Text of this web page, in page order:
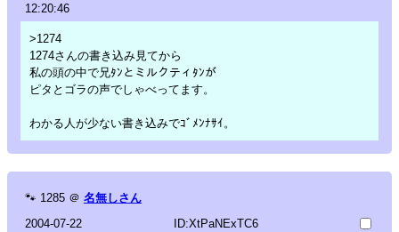
12:20:46
>1274
1274さんの書き込み見てから
私の頭の中で兄ﾀﾝとミルクティﾀﾝが
ピタとゴラの声でしゃべってます。
わかる人が少ない書き込みでｺﾞﾒﾝﾅｻｲ。
🐾 1285 ＠ 名無しさん
2004-07-22
ID:XtPaNExTC6